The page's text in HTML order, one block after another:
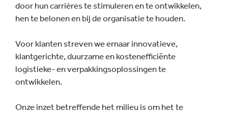
door hun carrières te stimuleren en te ontwikkelen,
hen te belonen en bij de organisatie te houden.
Voor klanten streven we ernaar innovatieve,
klantgerichte, duurzame en kostenefficiënte
logistieke- en verpakkingsoplossingen te
ontwikkelen.
Onze inzet betreffende het milieu is om het te